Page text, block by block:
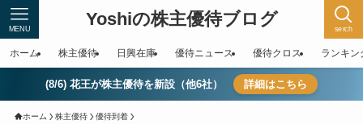
Yoshiの株主優待ブログ serch
MENU
ホーム 株主優待 日興在庫 優待ニュース 優待クロス ランキン
(8/6) 花王が株主優待を新設（他6社） 詳細はこちら
ホーム 株主優待 優待到着